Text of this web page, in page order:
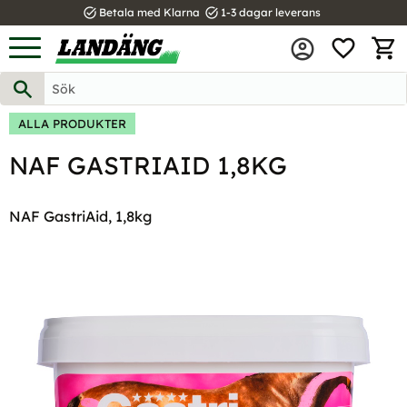
Meny
task_alt Betala med Klarna task_alt 1-3 dagar leverans
ALLA PRODUKTER
NAF GASTRIAID 1,8KG
NAF GastriAid, 1,8kg